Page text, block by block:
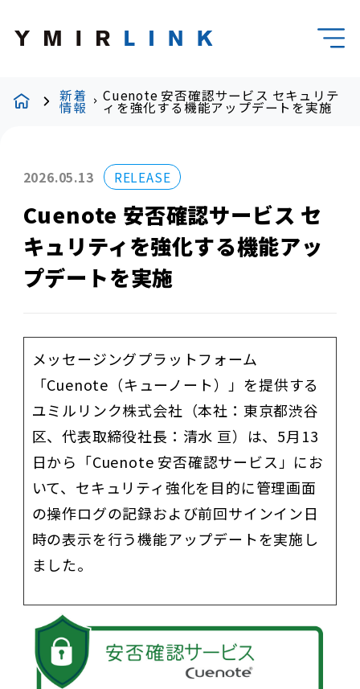
新着
情報
Cuenote 安否確認サービス セキュリテ
ィを強化する機能アップデートを実施
2026.05.13 RELEASE
Cuenote 安否確認サービス セ
キュリティを強化する機能アッ
プデートを実施
メッセージングプラットフォーム
「Cuenote（キューノート）」を提供する
ユミルリンク株式会社（本社：東京都渋谷
区、代表取締役社長：清水 亘）は、5月13
日から「Cuenote 安否確認サービス」にお
いて、セキュリティ強化を目的に管理画面
の操作ログの記録および前回サインイン日
時の表示を行う機能アップデートを実施し
ました。